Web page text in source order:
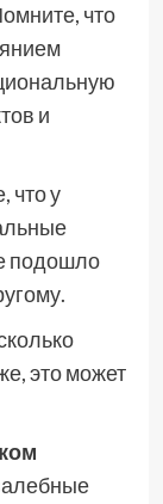
что
и
что у
подошло
это может